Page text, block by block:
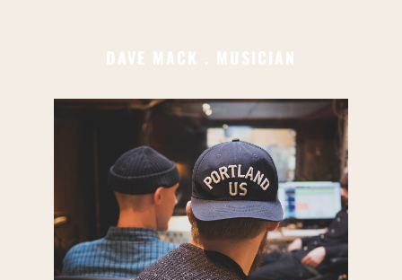
DAVE MACK . MUSICIAN